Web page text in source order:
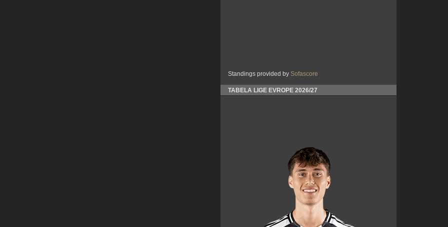
Standings provided by Sofascore
TABELA LIGE EVROPE 2026/27